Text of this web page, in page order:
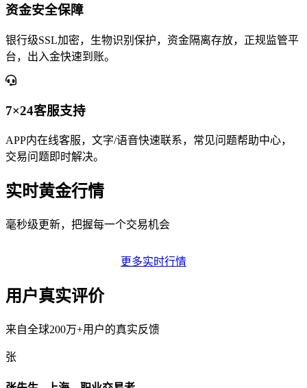
资金安全保障
银行级SSL加密，生物识别保护，资金隔离存放，正规监管平
台，出入金快速到账。
7×24客服支持
APP内在线客服，文字/语音快速联系，常见问题帮助中心，
交易问题即时解决。
实时黄金行情
毫秒级更新，把握每一个交易机会
更多实时行情
用户真实评价
来自全球200万+用户的真实反馈
张